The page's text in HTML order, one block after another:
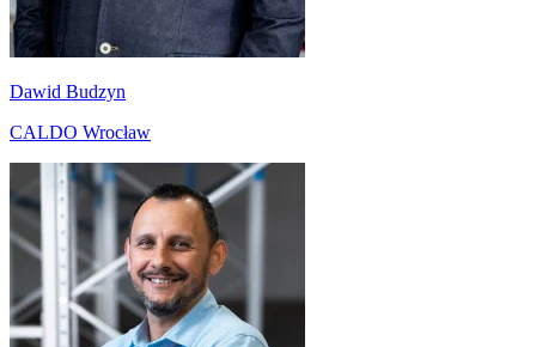
Dawid Budzyn
CALDO Wrocław